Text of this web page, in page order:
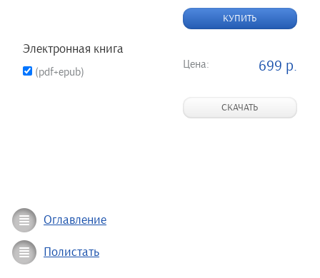
КУПИТЬ
Электронная книга
(pdf+epub)
Цена: 699 р.
СКАЧАТЬ
Оглавление
Полистать